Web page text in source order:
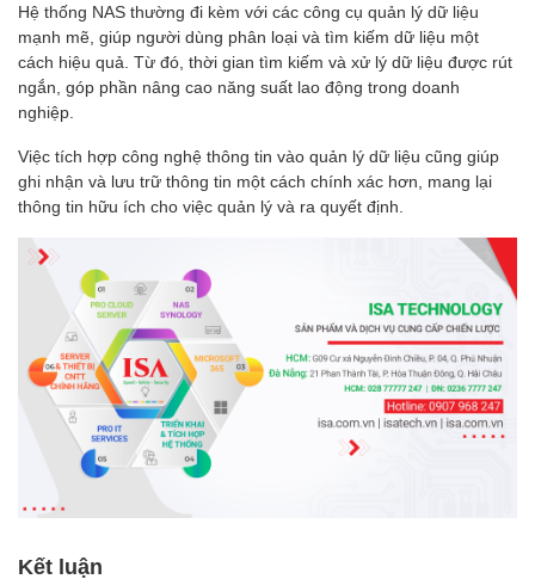
Hệ thống NAS thường đi kèm với các công cụ quản lý dữ liệu
mạnh mẽ, giúp người dùng phân loại và tìm kiếm dữ liệu một
cách hiệu quả. Từ đó, thời gian tìm kiếm và xử lý dữ liệu được rút
ngắn, góp phần nâng cao năng suất lao động trong doanh
nghiệp.
Việc tích hợp công nghệ thông tin vào quản lý dữ liệu cũng giúp
ghi nhận và lưu trữ thông tin một cách chính xác hơn, mang lại
thông tin hữu ích cho việc quản lý và ra quyết định.
Kết luận